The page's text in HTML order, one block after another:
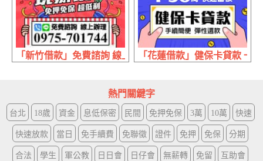
「新竹借款」免費諮詢 線上辦理 | 缺錢急用 現辦現領免押
「花蓮借款」健保卡貸款 一
熱門關鍵字
台北 18歲 資金 息低保密 民間 免押免保 3萬 10萬 快速
快速放款 當日 免手續費 免聯徵 證件 免押 免保 分期
合法 學生 軍公教 日日會 日仔會 無薪轉 免留 互助會